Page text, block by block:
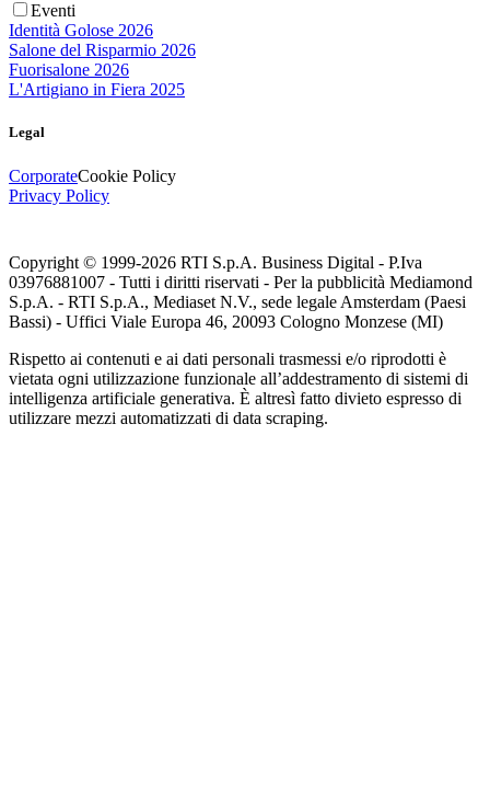
Eventi
Identità Golose 2026
Salone del Risparmio 2026
Fuorisalone 2026
L'Artigiano in Fiera 2025
Legal
CorporateCookie Policy
Privacy Policy
Copyright © 1999-2026 RTI S.p.A. Business Digital - P.Iva
03976881007 - Tutti i diritti riservati - Per la pubblicità Mediamond
S.p.A. - RTI S.p.A., Mediaset N.V., sede legale Amsterdam (Paesi
Bassi) - Uffici Viale Europa 46, 20093 Cologno Monzese (MI)
Rispetto ai contenuti e ai dati personali trasmessi e/o riprodotti è
vietata ogni utilizzazione funzionale all’addestramento di sistemi di
intelligenza artificiale generativa. È altresì fatto divieto espresso di
utilizzare mezzi automatizzati di data scraping.